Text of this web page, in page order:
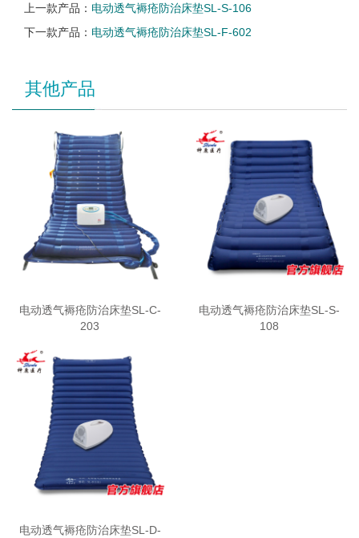
上一款产品： 电动透气褥疮防治床垫SL-S-106
下一款产品： 电动透气褥疮防治床垫SL-F-602
其他产品
电动透气褥疮防治床垫SL-C-
203
电动透气褥疮防治床垫SL-S-
108
电动透气褥疮防治床垫SL-D-